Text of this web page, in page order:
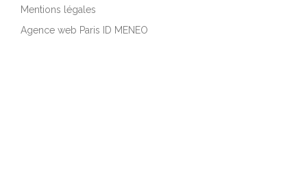
Mentions légales
Agence web Paris ID MENEO